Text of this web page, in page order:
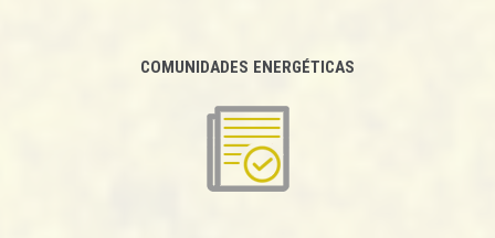
COMUNIDADES ENERGÉTICAS